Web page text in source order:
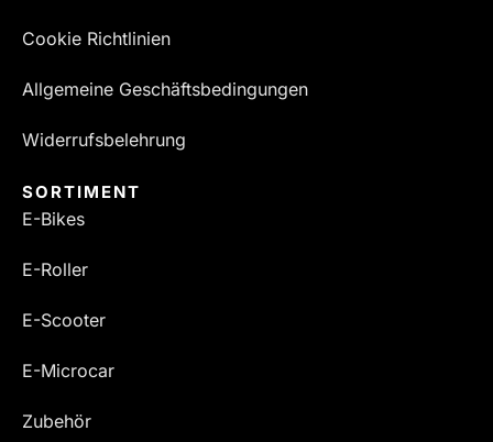
Cookie Richtlinien
Allgemeine Geschäftsbedingungen
Widerrufsbelehrung
SORTIMENT
E-Bikes
E-Roller
E-Scooter
E-Microcar
Zubehör